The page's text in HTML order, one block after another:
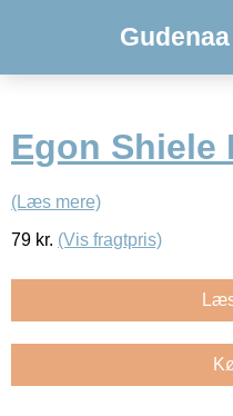
Egon Shiele
(Læs mere)
79 kr. (Vis fragtpris)